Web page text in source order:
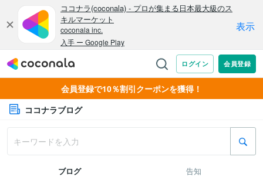
会員登録で10％割引クーポンを獲得！
ココナラブログ
ブログ 告知